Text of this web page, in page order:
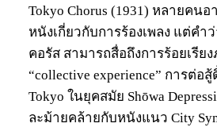
Tokyo Chorus (1931) หลายคน
หนังเกี่ยวกับการร้องเพลง แต่คำ
คอรัส สามารถสื่อถึงการร้อยเรีย
“collective experience” การต่อ
Tokyo ในยุคสมัย Shōwa
ละม้ายคล้ายกับหนังแนว City